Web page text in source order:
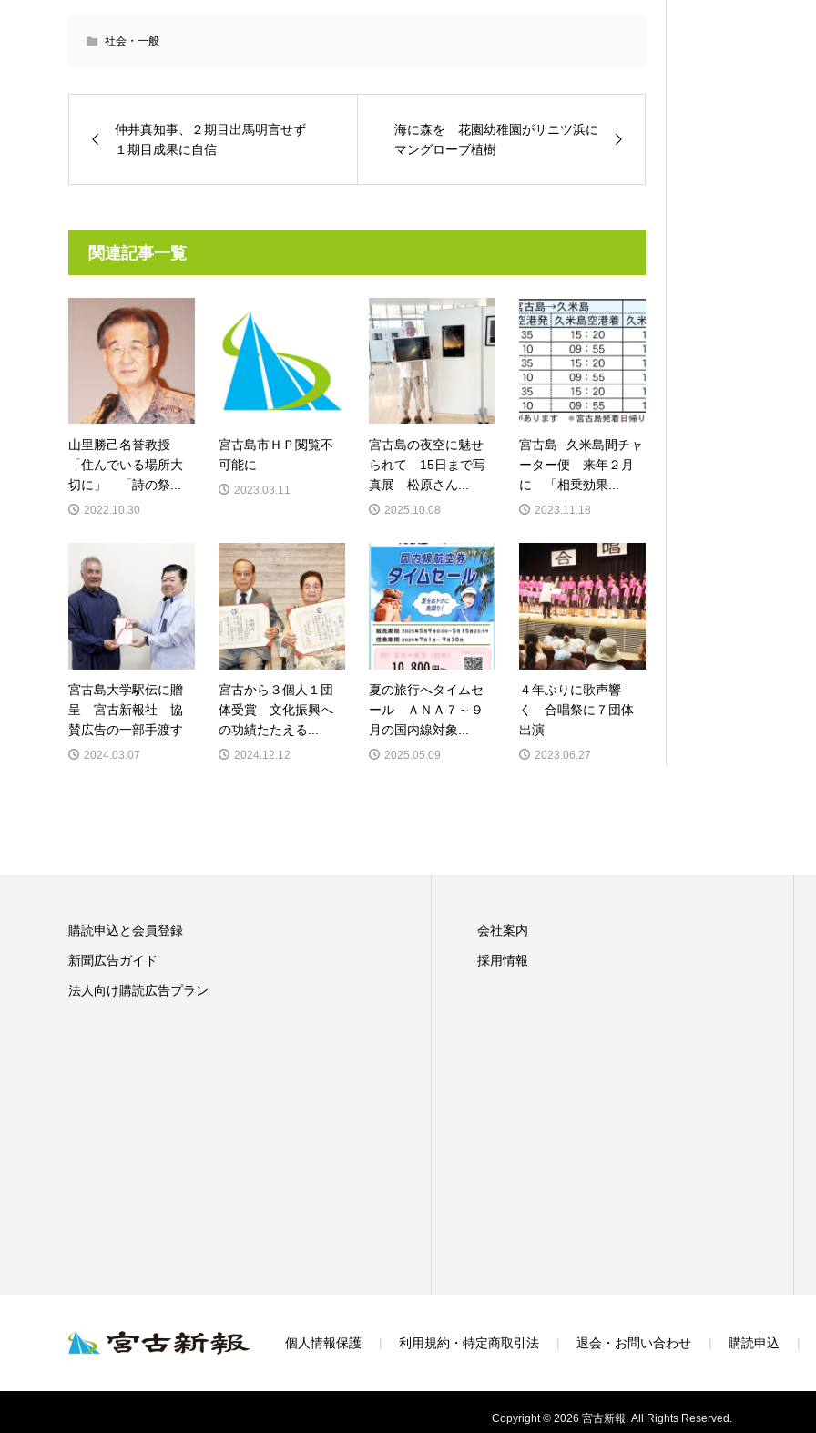
社会・一般
仲井真知事、２期目出馬明言せず
１期目成果に自信
海に森を 花園幼稚園がサニツ浜に
マングローブ植樹
関連記事一覧
山里勝己名誉教授
「住んでいる場所大
切に」 「詩の祭...
2022.10.30
宮古島市ＨＰ閲覧不
可能に
2023.03.11
宮古島の夜空に魅せ
られて 15日まで写
真展 松原さん...
2025.10.08
宮古島─久米島間チャ
ーター便 来年２月
に 「相乗効果...
2023.11.18
宮古島大学駅伝に贈
呈 宮古新報社 協
賛広告の一部手渡す
2024.03.07
宮古から３個人１団
体受賞 文化振興へ
の功績たたえる...
2024.12.12
夏の旅行へタイムセ
ール ＡＮＡ７～９
月の国内線対象...
2025.05.09
４年ぶりに歌声響
く 合唱祭に７団体
出演
2023.06.27
購読申込と会員登録
新聞広告ガイド
法人向け購読広告プラン
会社案内
採用情報
個人情報保護 利用規約・特定商取引法 退会・お問い合わせ 購読申込
Copyright © 2026 宮古新報. All Rights Reserved.